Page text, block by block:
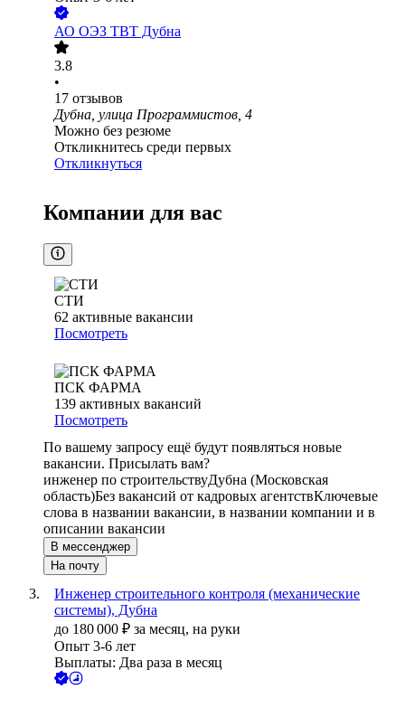
АО ОЭЗ ТВТ Дубна
3.8
•
17 отзывов
Дубна, улица Программистов, 4
Можно без резюме
Откликнитесь среди первых
Откликнуться
Компании для вас
СТИ
62 активные вакансии
Посмотреть
ПСК ФАРМА
139 активных вакансий
Посмотреть
По вашему запросу ещё будут появляться новые
вакансии. Присылать вам?
инженер по строительствуДубна (Московская
область)Без вакансий от кадровых агентствКлючевые
слова в названии вакансии, в названии компании и в
описании вакансии
В мессенджер
На почту
Инженер строительного контроля (механические
системы), Дубна
до 180 000 ₽ за месяц, на руки
Опыт 3-6 лет
Выплаты: Два раза в месяц